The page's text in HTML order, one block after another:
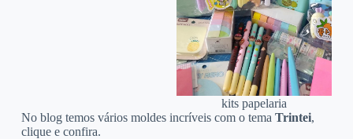
kits papelaria
No blog temos vários moldes incríveis com o tema Trintei,
clique e confira.